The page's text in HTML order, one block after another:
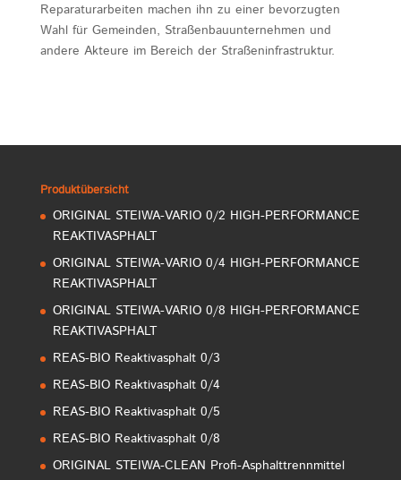
Reparaturarbeiten machen ihn zu einer bevorzugten
Wahl für Gemeinden, Straßenbauunternehmen und
andere Akteure im Bereich der Straßeninfrastruktur.
Produktübersicht
ORIGINAL STEIWA-VARIO 0/2 HIGH-PERFORMANCE
REAKTIVASPHALT
ORIGINAL STEIWA-VARIO 0/4 HIGH-PERFORMANCE
REAKTIVASPHALT
ORIGINAL STEIWA-VARIO 0/8 HIGH-PERFORMANCE
REAKTIVASPHALT
REAS-BIO Reaktivasphalt 0/3
REAS-BIO Reaktivasphalt 0/4
REAS-BIO Reaktivasphalt 0/5
REAS-BIO Reaktivasphalt 0/8
ORIGINAL STEIWA-CLEAN Profi-Asphalttrennmittel